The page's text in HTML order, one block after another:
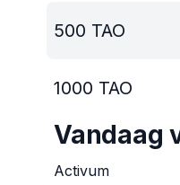
500 TAO
1000 TAO
Vandaag
Activum